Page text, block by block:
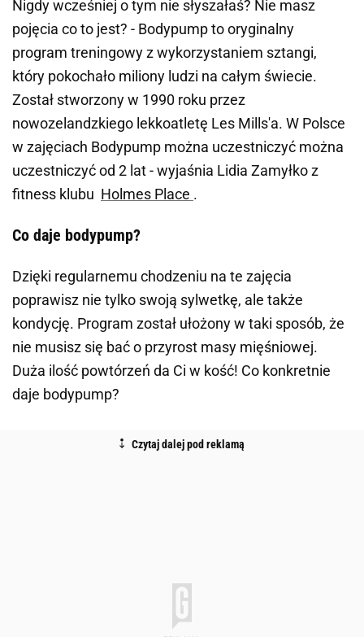
Nigdy wcześniej o tym nie słyszałaś? Nie masz
pojęcia co to jest? - Bodypump to oryginalny
program treningowy z wykorzystaniem sztangi,
który pokochało miliony ludzi na całym świecie.
Został stworzony w 1990 roku przez
nowozelandzkiego lekkoatletę Les Mills'a. W Polsce
w zajęciach Bodypump można uczestniczyć można
uczestniczyć od 2 lat - wyjaśnia Lidia Zamyłko z
fitness klubu Holmes Place .
Co daje bodypump?
Dzięki regularnemu chodzeniu na te zajęcia
poprawisz nie tylko swoją sylwetkę, ale także
kondycję. Program został ułożony w taki sposób, że
nie musisz się bać o przyrost masy mięśniowej.
Duża ilość powtórzeń da Ci w kość! Co konkretnie
daje bodypump?